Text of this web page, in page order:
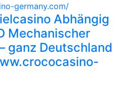
germany.com/
Abhängig
Mechanischer
ganz Deutschland